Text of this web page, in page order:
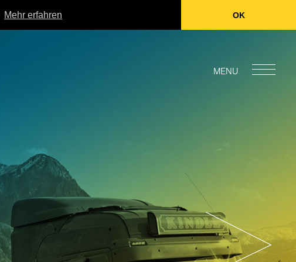
Mehr erfahren OK
MENU